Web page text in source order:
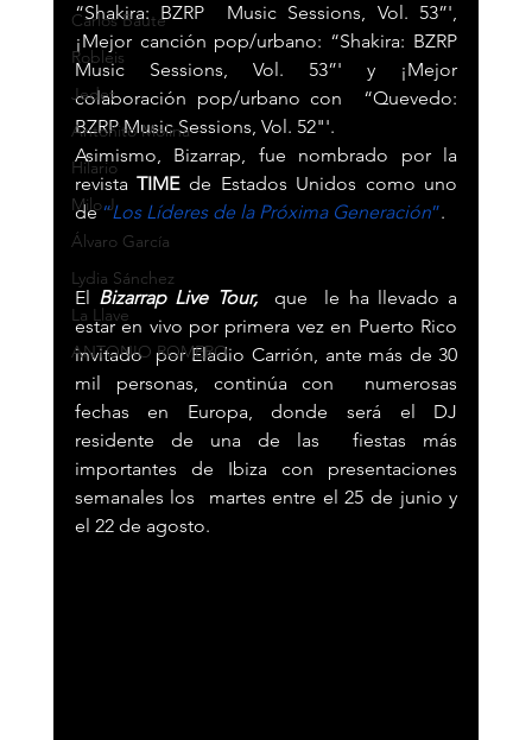
Carlos Baute
Robleis
Jedet
Antoñito Molina
Hilario
Milo J
Álvaro García
Lydia Sánchez
La Llave
ANTONIO ROMERO
“Shakira: BZRP  Music Sessions, Vol. 53”',
¡Mejor canción pop/urbano: “Shakira: BZRP
Music Sessions, Vol. 53”' y ¡Mejor
colaboración pop/urbano con  “Quevedo:
BZRP Music Sessions, Vol. 52"'.
Asimismo, Bizarrap, fue nombrado por la
revista TIME de Estados Unidos como uno
de “Los Líderes de la Próxima Generación”.
El Bizarrap Live Tour,
que  le ha llevado a
estar en vivo por primera vez en Puerto Rico
invitado  por Eladio Carrión, ante más de 30
mil personas, continúa con  numerosas
fechas en Europa, donde será el DJ
residente de una de las  fiestas más
importantes de Ibiza con presentaciones
semanales los  martes entre el 25 de junio y
el 22 de agosto.